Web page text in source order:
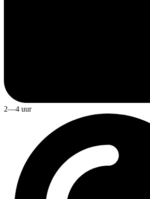
2—4 uur